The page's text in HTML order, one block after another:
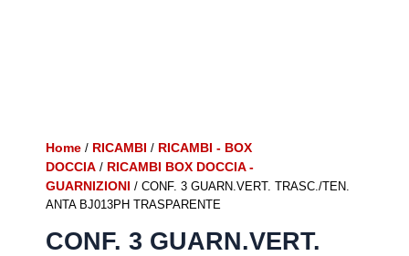
Home / RICAMBI / RICAMBI - BOX
DOCCIA / RICAMBI BOX DOCCIA -
GUARNIZIONI / CONF. 3 GUARN.VERT. TRASC./TEN.
ANTA BJ013PH TRASPARENTE
CONF. 3 GUARN.VERT.